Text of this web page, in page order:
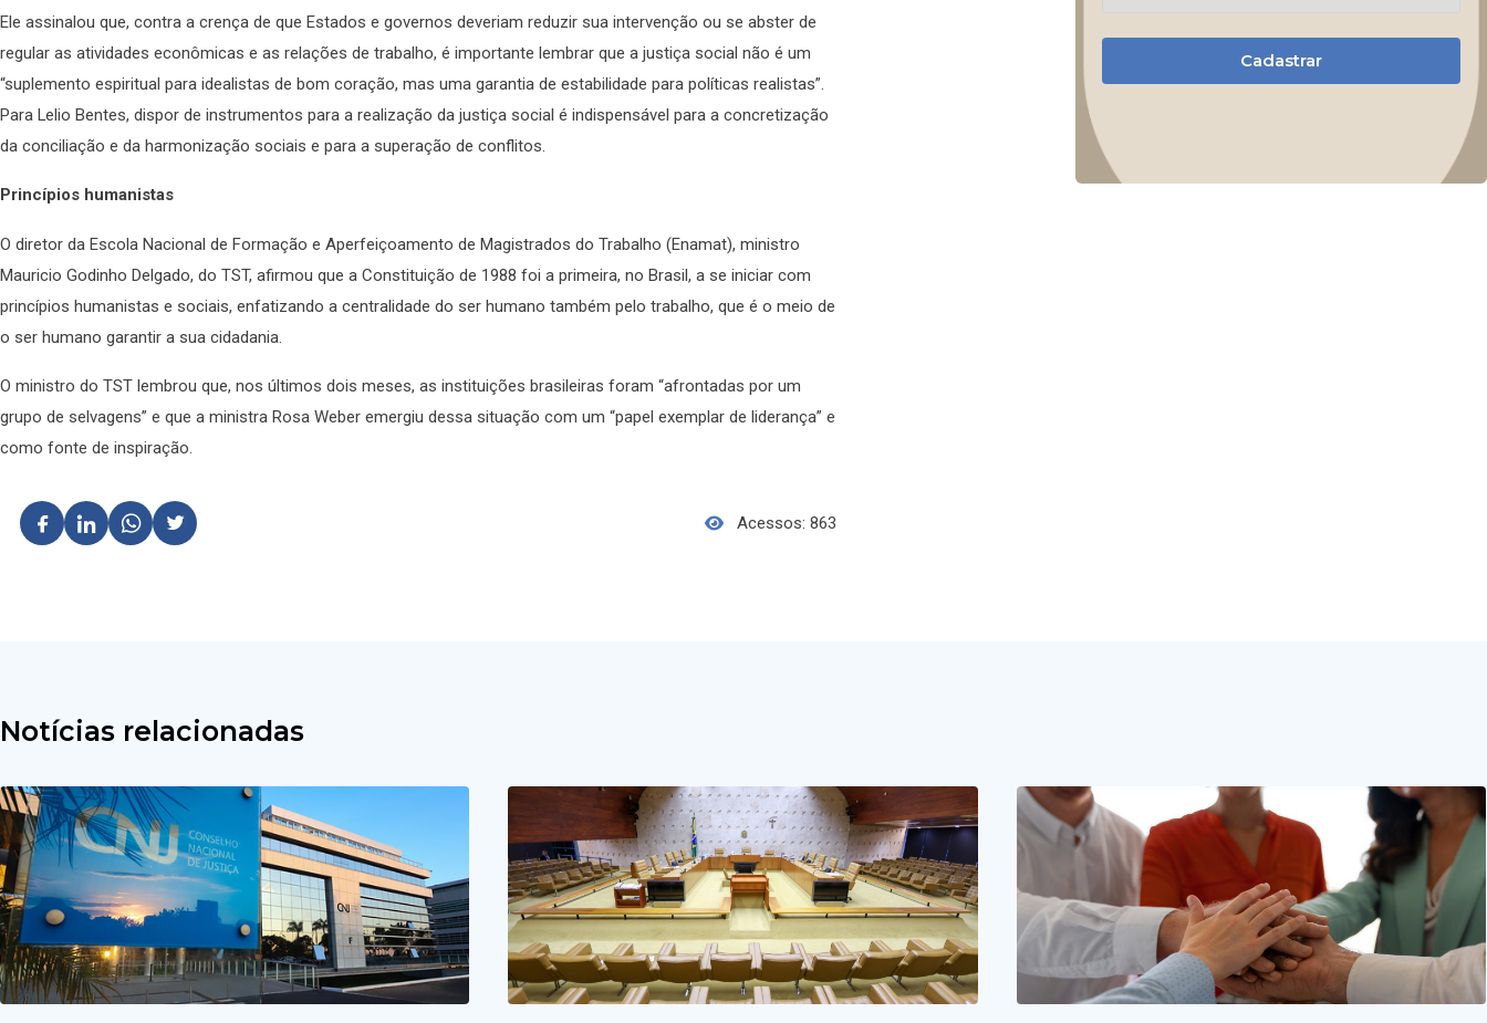
Ele assinalou que, contra a crença de que Estados e governos deveriam reduzir sua intervenção ou se abster de
regular as atividades econômicas e as relações de trabalho, é importante lembrar que a justiça social não é um
“suplemento espiritual para idealistas de bom coração, mas uma garantia de estabilidade para políticas realistas”.
Para Lelio Bentes, dispor de instrumentos para a realização da justiça social é indispensável para a concretização
da conciliação e da harmonização sociais e para a superação de conflitos.
Princípios humanistas
O diretor da Escola Nacional de Formação e Aperfeiçoamento de Magistrados do Trabalho (Enamat), ministro
Mauricio Godinho Delgado, do TST, afirmou que a Constituição de 1988 foi a primeira, no Brasil, a se iniciar com
princípios humanistas e sociais, enfatizando a centralidade do ser humano também pelo trabalho, que é o meio de
o ser humano garantir a sua cidadania.
O ministro do TST lembrou que, nos últimos dois meses, as instituições brasileiras foram “afrontadas por um
grupo de selvagens” e que a ministra Rosa Weber emergiu dessa situação com um “papel exemplar de liderança” e
como fonte de inspiração.
Acessos: 863
Cadastrar
Notícias relacionadas